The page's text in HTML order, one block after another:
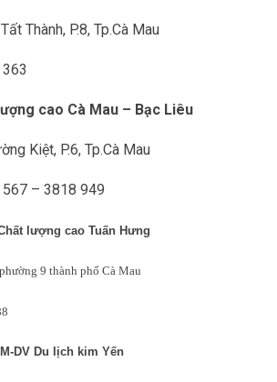
Thành, P.8, Tp.Cà Mau
cao Cà Mau – Bạc Liêu
Kiệt, P.6, Tp.Cà Mau
– 3818 949
lượng cao Tuấn Hưng
9 thành phố Cà Mau
DV Du lịch kim Yến